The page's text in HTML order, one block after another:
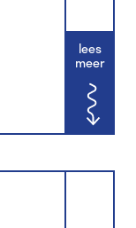
lees
meer